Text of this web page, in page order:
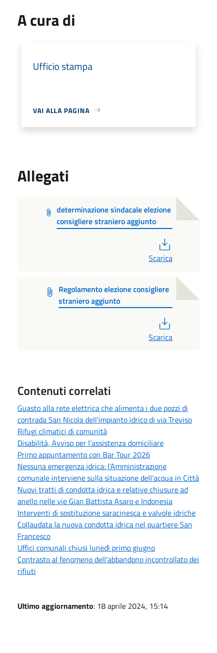
A cura di
Ufficio stampa
VAI ALLA PAGINA
Allegati
determinazione sindacale elezione
consigliere straniero aggiunto
Scarica
Regolamento elezione consigliere
straniero aggiunto
Scarica
Contenuti correlati
Guasto alla rete elettrica che alimenta i due pozzi di
contrada San Nicola dell'impianto idrico di via Treviso
Rifugi climatici di comunità
Disabilità, Avviso per l’assistenza domiciliare
Primo appuntamento con Bar Tour 2026
Nessuna emergenza idrica: l’Amministrazione
comunale interviene sulla situazione dell'acqua in Città
Nuovi tratti di condotta idrica e relative chiusure ad
anello nelle vie Gian Battista Asaro e Indonesia
Interventi di sostituzione saracinesca e valvole idriche
Collaudata la nuova condotta idrica nel quartiere San
Francesco
Uffici comunali chiusi lunedì primo giugno
Contrasto al fenomeno dell'abbandono incontrollato dei
rifiuti
Ultimo aggiornamento: 18 aprile 2024, 15:14